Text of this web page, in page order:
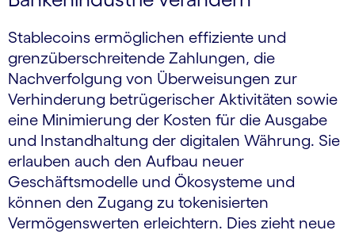
Stablecoins ermöglichen effiziente und
grenzüberschreitende Zahlungen, die
Nachverfolgung von Überweisungen zur
Verhinderung betrügerischer Aktivitäten sowie
eine Minimierung der Kosten für die Ausgabe
und Instandhaltung der digitalen Währung. Sie
erlauben auch den Aufbau neuer
Geschäftsmodelle und Ökosysteme und
können den Zugang zu tokenisierten
Vermögenswerten erleichtern. Dies zieht neue